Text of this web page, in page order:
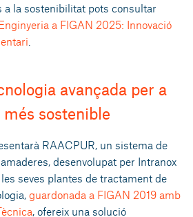
a la sostenibilitat pots consultar
a FIGAN 2025: Innovació
avançada per a
sostenible
RAACPUR, un sistema de
desenvolupat per Intranox
seves plantes de tractament de
guardonada a FIGAN 2019 amb
, ofereix una solució